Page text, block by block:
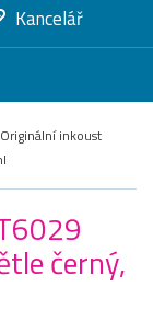
Kancelář
Originální inkoust
černý,